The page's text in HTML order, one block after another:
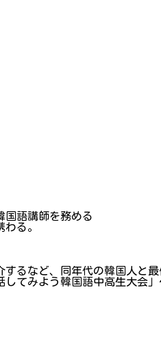
語講師を務める
る。
るなど、同年代の韓国人と
てみよう韓国語中高生大会